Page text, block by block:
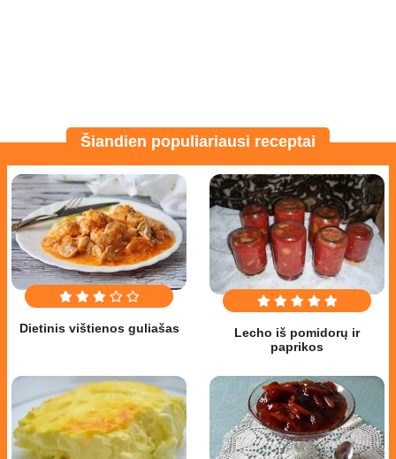
Šiandien populiariausi receptai
Dietinis vištienos guliašas
Lecho iš pomidorų ir
paprikos